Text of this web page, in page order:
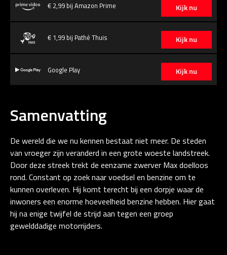
Kijk nu
€ 2,99 bij Amazon Prime
Kijk nu
€ 1,99 bij Pathé Thuis
Kijk nu
Google Play
Samenvatting
De wereld die we nu kennen bestaat niet meer. De steden
van vroeger zijn veranderd in een grote woeste landstreek.
Door deze streek trekt de eenzame zwerver Max doelloos
rond. Constant op zoek naar voedsel en benzine om te
kunnen overleven. Hij komt terecht bij een dorpje waar de
inwoners een enorme hoeveelheid benzine hebben. Hier gaat
hij na enige twijfel de strijd aan tegen een groep
gewelddadige motorrijders.